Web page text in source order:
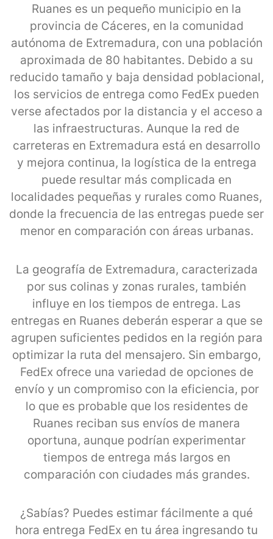
Ruanes es un pequeño municipio en la
provincia de Cáceres, en la comunidad
autónoma de Extremadura, con una población
aproximada de 80 habitantes. Debido a su
reducido tamaño y baja densidad poblacional,
los servicios de entrega como FedEx pueden
verse afectados por la distancia y el acceso a
las infraestructuras. Aunque la red de
carreteras en Extremadura está en desarrollo
y mejora continua, la logística de la entrega
puede resultar más complicada en
localidades pequeñas y rurales como Ruanes,
donde la frecuencia de las entregas puede ser
menor en comparación con áreas urbanas.
La geografía de Extremadura, caracterizada
por sus colinas y zonas rurales, también
influye en los tiempos de entrega. Las
entregas en Ruanes deberán esperar a que se
agrupen suficientes pedidos en la región para
optimizar la ruta del mensajero. Sin embargo,
FedEx ofrece una variedad de opciones de
envío y un compromiso con la eficiencia, por
lo que es probable que los residentes de
Ruanes reciban sus envíos de manera
oportuna, aunque podrían experimentar
tiempos de entrega más largos en
comparación con ciudades más grandes.
¿Sabías? Puedes estimar fácilmente a qué
hora entrega FedEx en tu área ingresando tu